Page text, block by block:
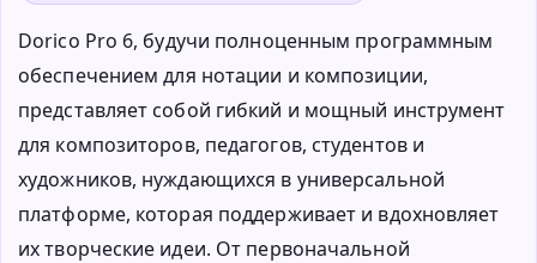
Dorico Pro 6, будучи полноценным программным
обеспечением для нотации и композиции,
представляет собой гибкий и мощный инструмент
для композиторов, педагогов, студентов и
художников, нуждающихся в универсальной
платформе, которая поддерживает и вдохновляет
их творческие идеи. От первоначальной